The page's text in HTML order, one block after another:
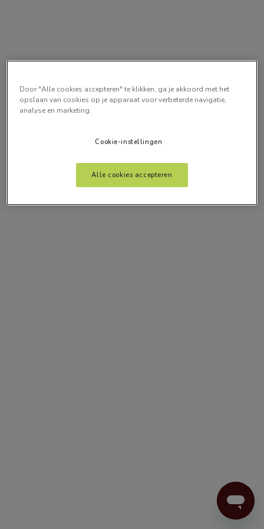
Door "Alle cookies accepteren" te klikken, ga je akkoord met het
opslaan van cookies op je apparaat voor verbeterde navigatie,
analyse en marketing.
Cookie-instellingen
Alle cookies accepteren